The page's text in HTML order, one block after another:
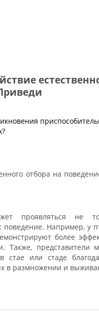
отбора на
проявляться не
поведение. Например, у
более
представители
стае или стаде
в размножении и